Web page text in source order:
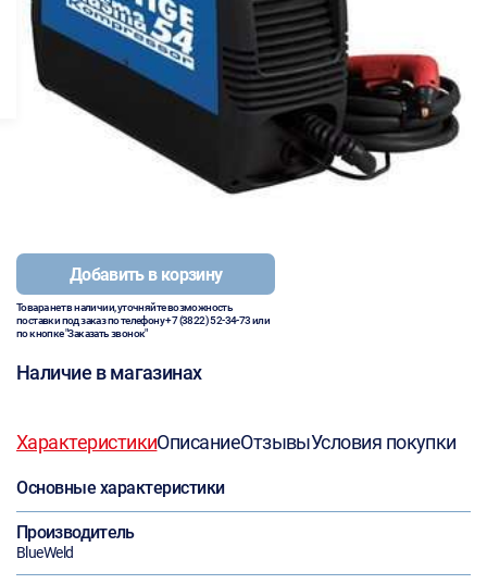
Добавить в корзину
Товара нет в наличии, уточняйте возможность
поставки под заказ по телефону+7 (3822) 52-34-73или
по кнопке "Заказать звонок"
Наличие в магазинах
ХарактеристикиОписаниеОтзывыУсловия покупки
Основные характеристики
Производитель
BlueWeld